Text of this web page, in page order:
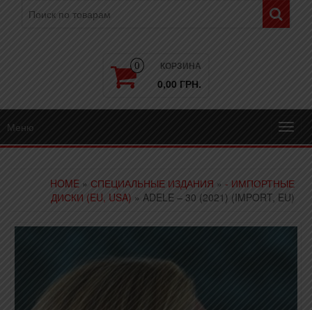
0 КОРЗИНА
0,00 ГРН.
Меню
HOME » СПЕЦИАЛЬНЫЕ ИЗДАНИЯ » - ИМПОРТНЫЕ
ДИСКИ (EU, USA) » ADELE – 30 (2021) (IMPORT, EU)